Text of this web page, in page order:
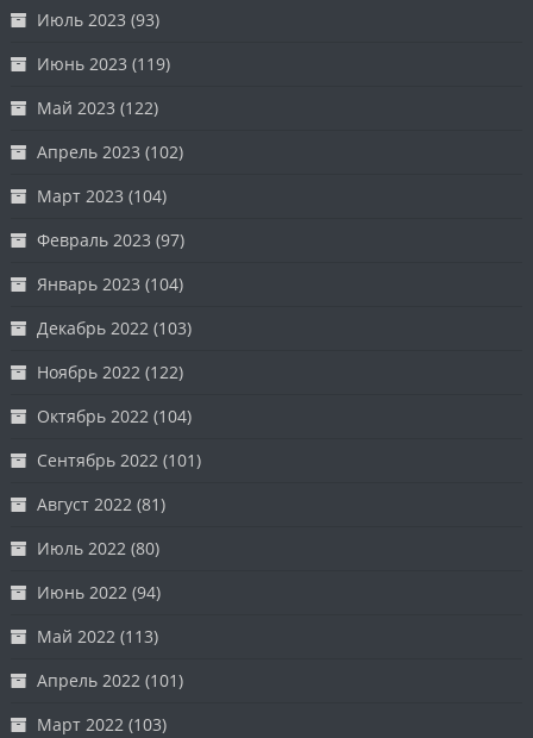
Июль 2023 (93)
Июнь 2023 (119)
Май 2023 (122)
Апрель 2023 (102)
Март 2023 (104)
Февраль 2023 (97)
Январь 2023 (104)
Декабрь 2022 (103)
Ноябрь 2022 (122)
Октябрь 2022 (104)
Сентябрь 2022 (101)
Август 2022 (81)
Июль 2022 (80)
Июнь 2022 (94)
Май 2022 (113)
Апрель 2022 (101)
Март 2022 (103)